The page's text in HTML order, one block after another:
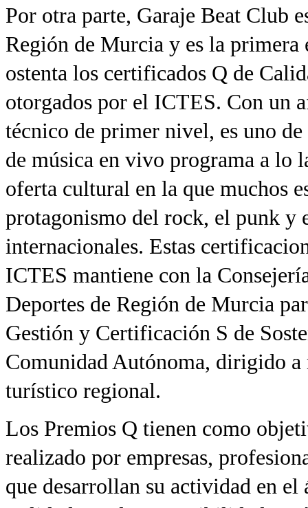
Por otra parte, Garaje Beat Club
Región de Murcia y es la primera
ostenta los certificados Q de
otorgados por el ICTES. Con un
técnico de primer nivel, es uno
de música en vivo programa a lo
oferta cultural en la que muchos
protagonismo del rock, el punk y
internacionales. Estas
ICTES mantiene con la
Deportes de Región de Murcia
Gestión y Certificación S de
Comunidad Autónoma, dirigido
turístico regional.
Los Premios Q tienen como
realizado por empresas,
que desarrollan su actividad en